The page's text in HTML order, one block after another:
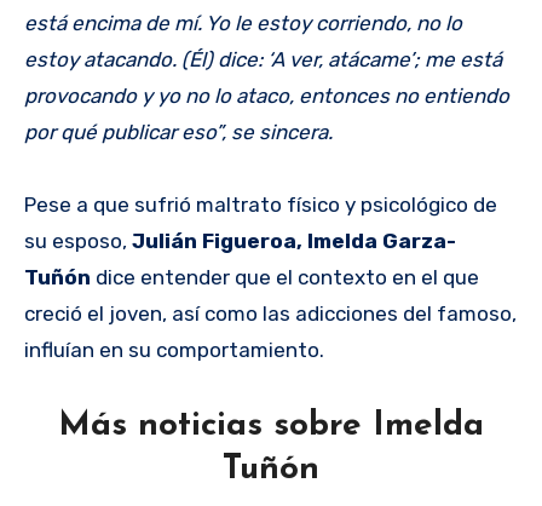
está encima de mí. Yo le estoy corriendo, no lo
estoy atacando. (Él) dice: ‘A ver, atácame’; me está
provocando y yo no lo ataco, entonces no entiendo
por qué publicar eso”, se sincera.
Pese a que sufrió maltrato físico y psicológico de
su esposo, Julián Figueroa, Imelda Garza-
Tuñón dice entender que el contexto en el que
creció el joven, así como las adicciones del famoso,
influían en su comportamiento.
Más noticias sobre Imelda
Tuñón